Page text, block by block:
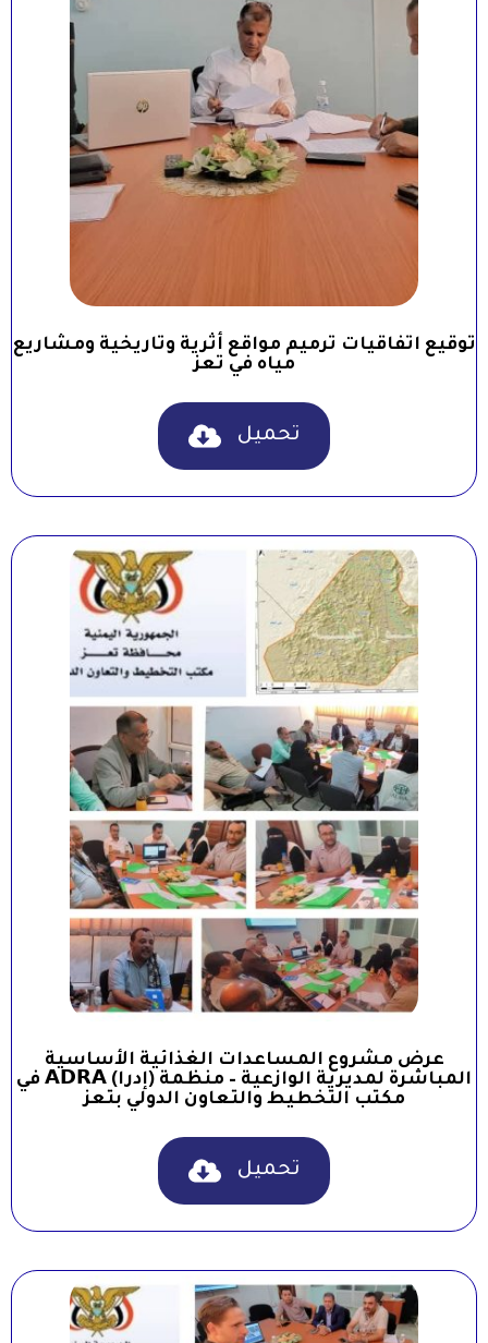
توقيع اتفاقيات ترميم مواقع أثرية وتاريخية ومشاريع
مياه في تعز
تحميل
عرض مشروع المساعدات الغذائية الأساسية
المباشرة لمديرية الوازعية – منظمة (إدرا) 𝗔𝗗𝗥𝗔 في
مكتب التخطيط والتعاون الدولي بتعز
تحميل